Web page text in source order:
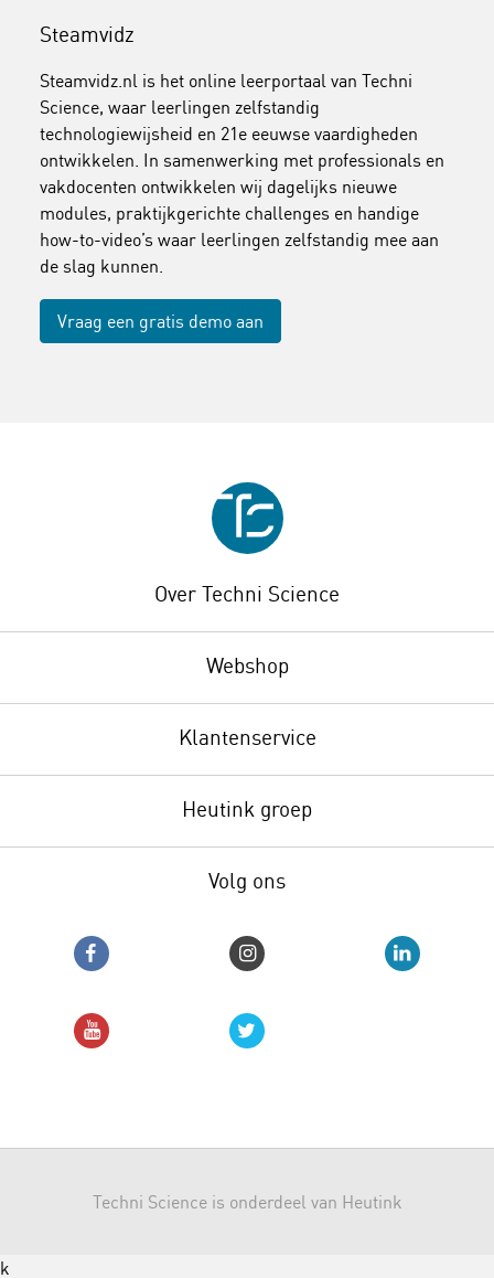
Steamvidz
Steamvidz.nl is het online leerportaal van Techni
Science, waar leerlingen zelfstandig
technologiewijsheid en 21e eeuwse vaardigheden
ontwikkelen. In samenwerking met professionals en
vakdocenten ontwikkelen wij dagelijks nieuwe
modules, praktijkgerichte challenges en handige
how-to-video’s waar leerlingen zelfstandig mee aan
de slag kunnen.
Vraag een gratis demo aan
Over Techni Science
Webshop
Klantenservice
Heutink groep
Volg ons
Techni Science is onderdeel van Heutink
k